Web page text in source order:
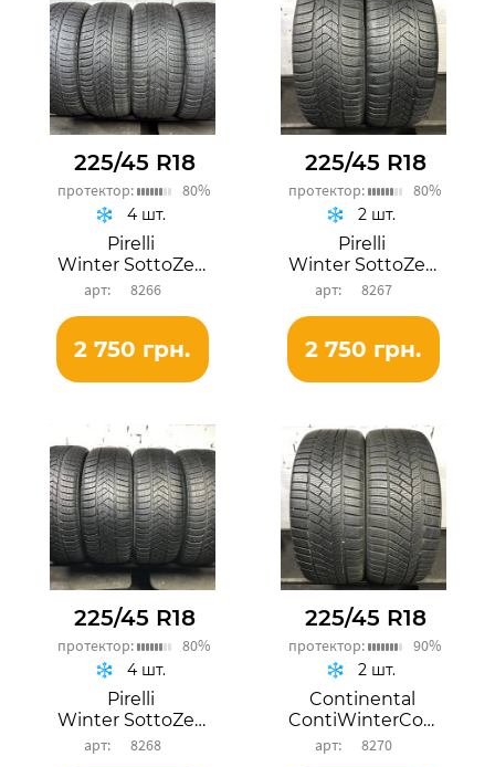
225/45 R18
протектор: 80%
Pirelli
Winter SottoZero 3
8266
4 шт.
2 750 грн.
225/45 R18
протектор: 80%
Pirelli
Winter SottoZero 3
8267
2 шт.
2 750 грн.
225/45 R18
протектор: 80%
Pirelli
Winter SottoZero 3
8268
4 шт.
225/45 R18
протектор: 90%
Continental
ContiWinterContact TS 830P
8270
2 шт.